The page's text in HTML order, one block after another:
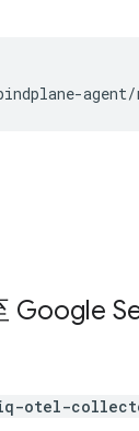
Google
otel-